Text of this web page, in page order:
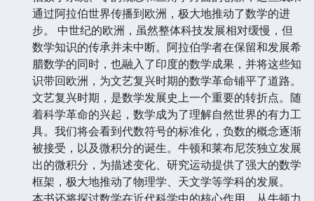
通过阿拉伯世界传播到欧洲，极大地推动了数学的进
步。 中世纪的欧洲，虽然整体科技发展相对缓慢，但
数学知识的传承并未中断。阿拉伯学者在保留和发展希
腊数学的同时，也融入了印度的数学成果，并将这些知
识带回欧洲，为文艺复兴时期的数学革命铺平了道路。
文艺复兴时期，是数学发展史上一个重要的转折点。随
着科学革命的兴起，数学成为了理解自然世界的有力工
具。我们将会看到代数符号的标准化，负数的概念逐渐
被接受，以及微积分的诞生。牛顿和莱布尼茨独立发展
出的微积分，为描述变化、研究运动提供了强大的数学
框架，极大地推动了物理学、天文学等学科的发展。